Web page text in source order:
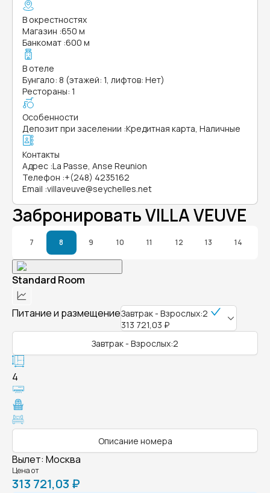
В окрестностях
Магазин :650 м
Банкомат :600 м
В отеле
Бунгало: 8 (этажей: 1, лифтов: Нет)
Рестораны: 1
Особенности
Депозит при заселении :Кредитная карта, Наличные
Контакты
Адрес :La Passe, Anse Reunion
Телефон :+(248) 4235162
Email :villaveuve@seychelles.net
Забронировать VILLA VEUVE
7 8 9 10 11 12 13 14
Standard Room
Питание и размещениеЗавтрак - Взрослых:2
313 721,03 ₽
Завтрак - Взрослых:2
4
Описание номера
Вылет: Москва
Цена от
313 721,03 ₽